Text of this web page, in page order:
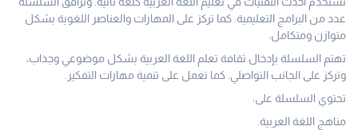
عدد من البرامج التعليمية. كما تركز على المهارات والعناصر اللغوية بشكل
متوازن ومتكامل.
تهتم السلسلة بإدخال ثقافة تعلم اللغة العربية بشكل موضوعي وجذاب،
وتركز على الجانب التواصلي. كما تعمل على تنمية مهارات التفكير.
تحتوي السلسلة على:
مناهج اللغة العربية.